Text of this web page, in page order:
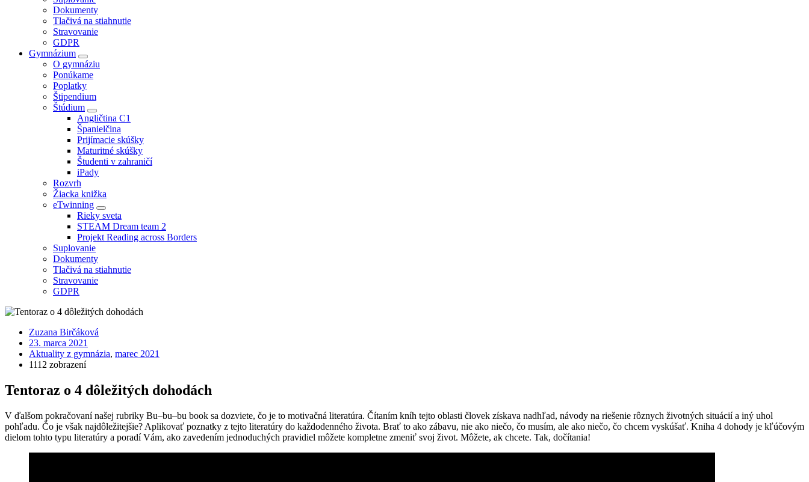
Dokumenty
Tlačivá na stiahnutie
Stravovanie
GDPR
Gymnázium
O gymnáziu
Ponúkame
Poplatky
Štipendium
Štúdium
Angličtina C1
Španielčina
Prijímacie skúšky
Maturitné skúšky
Študenti v zahraničí
iPady
Rozvrh
Žiacka knižka
eTwinning
Rieky sveta
STEAM Dream team 2
Projekt Reading across Borders
Suplovanie
Dokumenty
Tlačivá na stiahnutie
Stravovanie
GDPR
Zuzana Birčáková
23. marca 2021
Aktuality z gymnázia, marec 2021
1112 zobrazení
Tentoraz o 4 dôležitých dohodách
V ďalšom pokračovaní našej rubriky Bu–bu–bu book sa dozviete, čo je to motivačná literatúra. Čítaním kníh tejto oblasti človek získava nadhľad, návody na riešenie rôznych životných situácií a iný uhol
pohľadu. Čo je však najdôležitejšie? Aplikovať poznatky z tejto literatúry do každodenného života. Brať to ako zábavu, nie ako niečo, čo musím, ale ako niečo, čo chcem vyskúšať. Kniha 4 dohody je kľúčovým
dielom tohto typu literatúry a poradí Vám, ako zavedením jednoduchých pravidiel môžete kompletne zmeniť svoj život. Môžete, ak chcete. Tak, dočítania!